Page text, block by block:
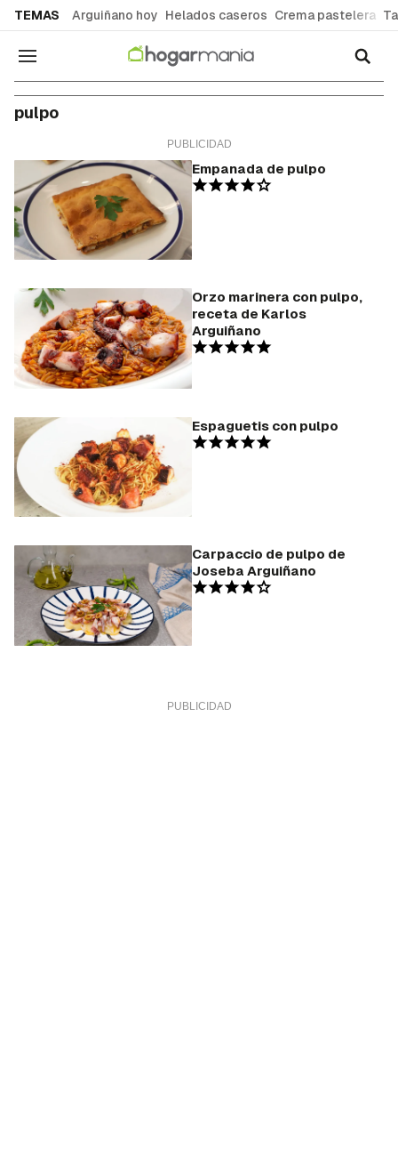
TEMAS Arguiñano hoy Helados caseros Crema pastelera
Navegación
pulpo
Empanada de pulpo
Orzo marinera con pulpo,
receta de Karlos
Arguiñano
Espaguetis con pulpo
Carpaccio de pulpo de
Joseba Arguiñano